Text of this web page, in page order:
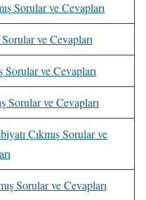
Sorular ve Cevapları
ve Cevapları
ve Cevapları
Sorular ve Cevapları
Çıkmış Sorular ve
Sorular ve Cevapları